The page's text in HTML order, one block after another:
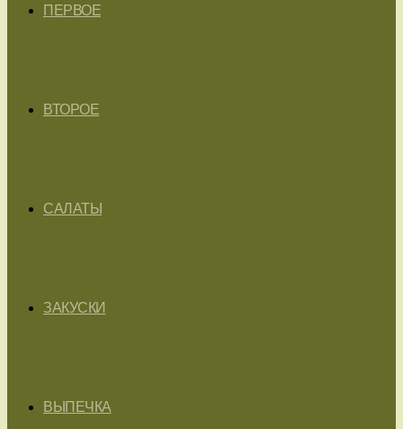
ПЕРВОЕ
ВТОРОЕ
САЛАТЫ
ЗАКУСКИ
ВЫПЕЧКА